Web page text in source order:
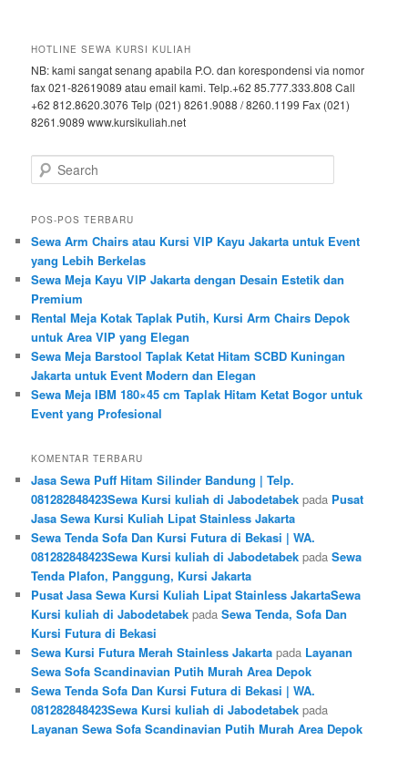
HOTLINE SEWA KURSI KULIAH
NB: kami sangat senang apabila P.O. dan korespondensi via nomor
fax 021-82619089 atau email kami. Telp.+62 85.777.333.808 Call
+62 812.8620.3076 Telp (021) 8261.9088 / 8260.1199 Fax (021)
8261.9089 www.kursikuliah.net
Search
POS-POS TERBARU
Sewa Arm Chairs atau Kursi VIP Kayu Jakarta untuk Event
yang Lebih Berkelas
Sewa Meja Kayu VIP Jakarta dengan Desain Estetik dan
Premium
Rental Meja Kotak Taplak Putih, Kursi Arm Chairs Depok
untuk Area VIP yang Elegan
Sewa Meja Barstool Taplak Ketat Hitam SCBD Kuningan
Jakarta untuk Event Modern dan Elegan
Sewa Meja IBM 180×45 cm Taplak Hitam Ketat Bogor untuk
Event yang Profesional
KOMENTAR TERBARU
Jasa Sewa Puff Hitam Silinder Bandung | Telp.
081282848423Sewa Kursi kuliah di Jabodetabek pada Pusat
Jasa Sewa Kursi Kuliah Lipat Stainless Jakarta
Sewa Tenda Sofa Dan Kursi Futura di Bekasi | WA.
081282848423Sewa Kursi kuliah di Jabodetabek padaSewa
Tenda Plafon, Panggung, Kursi Jakarta
Pusat Jasa Sewa Kursi Kuliah Lipat Stainless JakartaSewa
Kursi kuliah di Jabodetabek padaSewa Tenda, Sofa Dan
Kursi Futura di Bekasi
Sewa Kursi Futura Merah Stainless Jakarta pada Layanan
Sewa Sofa Scandinavian Putih Murah Area Depok
Sewa Tenda Sofa Dan Kursi Futura di Bekasi | WA.
081282848423Sewa Kursi kuliah di Jabodetabek pada
Layanan Sewa Sofa Scandinavian Putih Murah Area Depok